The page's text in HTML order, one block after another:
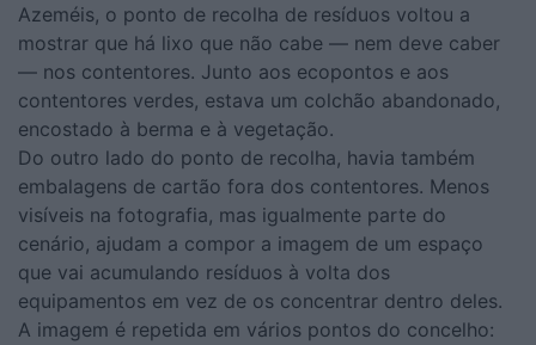
Azeméis, o ponto de recolha de resíduos voltou a
mostrar que há lixo que não cabe — nem deve caber
— nos contentores. Junto aos ecopontos e aos
contentores verdes, estava um colchão abandonado,
encostado à berma e à vegetação.
Do outro lado do ponto de recolha, havia também
embalagens de cartão fora dos contentores. Menos
visíveis na fotografia, mas igualmente parte do
cenário, ajudam a compor a imagem de um espaço
que vai acumulando resíduos à volta dos
equipamentos em vez de os concentrar dentro deles.
A imagem é repetida em vários pontos do concelho: